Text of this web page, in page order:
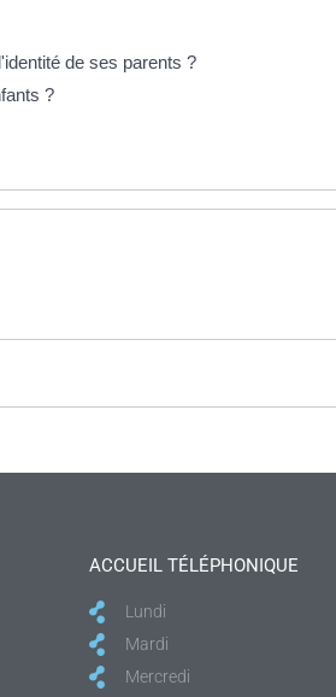
de ses parents ?
?
ACCUEIL TÉLÉPHONIQUE
Lundi
Mardi
Mercredi